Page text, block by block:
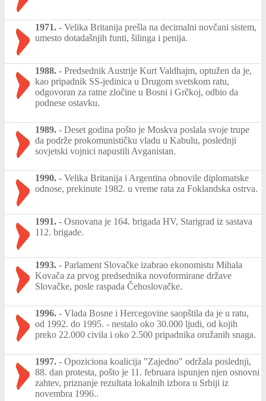
1971. - Velika Britanija prešla na decimalni novčani sistem,
umesto dotadašnjih funti, šilinga i penija.
1988. - Predsednik Austrije Kurt Valdhajm, optužen da je,
kao pripadnik SS-jedinica u Drugom svetskom ratu,
odgovoran za ratne zločine u Bosni i Grčkoj, odbio da
podnese ostavku.
1989. - Deset godina pošto je Moskva poslala svoje trupe
da podrže prokomunističku vladu u Kabulu, poslednji
sovjetski vojnici napustili Avganistan.
1990. - Velika Britanija i Argentina obnovile diplomatske
odnose, prekinute 1982. u vreme rata za Foklandska ostrva.
1991. - Osnovana je 164. brigada HV, Starigrad iz sastava
112. brigade.
1993. - Parlament Slovačke izabrao ekonomistu Mihala
Kovača za prvog predsednika novoformirane države
Slovačke, posle raspada Čehoslovačke.
1996. - Vlada Bosne i Hercegovine saopštila da je u ratu,
od 1992. do 1995. - nestalo oko 30.000 ljudi, od kojih
preko 22.000 civila i oko 2.500 pripadnika oružanih snaga.
1997. - Opoziciona koalicija "Zajedno" održala poslednji,
88. dan protesta, pošto je 11. februara ispunjen njen osnovni
zahtev, priznanje rezultata lokalnih izbora u Srbiji iz
novembra 1996..